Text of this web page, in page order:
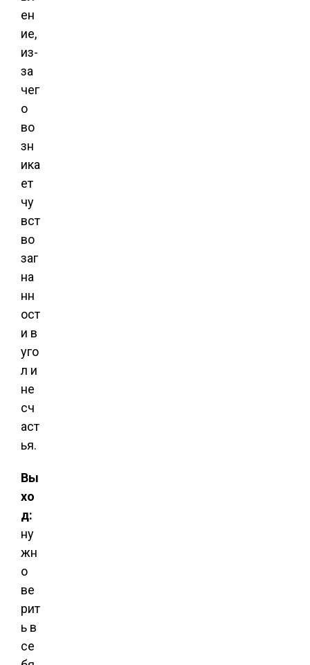
ен
ие,
из-
за
чег
о
во
зн
ика
ет
чу
вст
во
заг
на
нн
ост
и в
уго
л и
не
сч
аст
ья.
Вы
хо
д:
ну
жн
о
ве
рит
ь в
се